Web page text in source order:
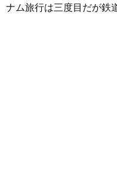
ナム旅行は三度目だが鉄